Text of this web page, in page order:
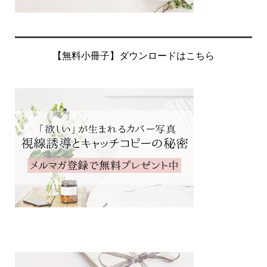
【無料小冊子】ダウンロードはこちら